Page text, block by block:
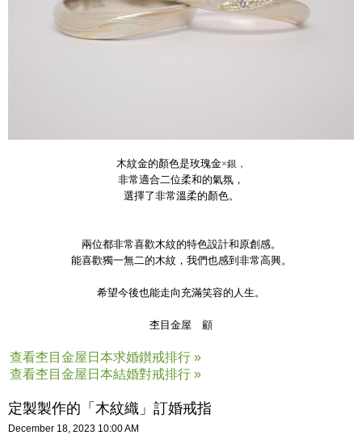
木紋金的顏色是玫瑰金×銀，
非常適合二位柔和的氣氛，
選擇了非常溫柔的顏色。
兩位都非常喜歡木紋的特色設計和原創感。
能喜歡獨一無二的木紋，我們也感到非常高興。
希望今後也能走向充滿笑容的人生。
杢目金屋 顧
查看杢目金屋日本求婚鑚戒排行 »
查看杢目金屋日本結婚對戒排行 »
定製製作的「木紋織」訂婚戒指
December 18, 2023 10:00 AM